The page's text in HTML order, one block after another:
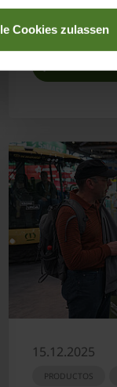
Cookies zulassen
celebra
OBTENER
15.12.2025
PRODUCTOS